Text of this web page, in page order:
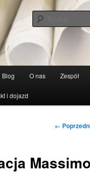
Przestrzeni
Blog O nas Zespół
i dojazd
Nawigacja
←